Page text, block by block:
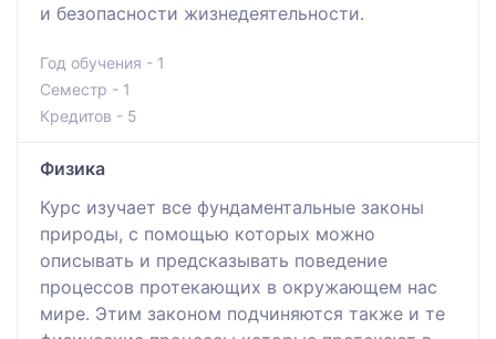
и безопасности жизнедеятельности.
Год обучения - 1
Семестр - 1
Кредитов - 5
Физика
Курс изучает все фундаментальные законы
природы, с помощью которых можно
описывать и предсказывать поведение
процессов протекающих в окружающем нас
мире. Этим законом подчиняются также и те